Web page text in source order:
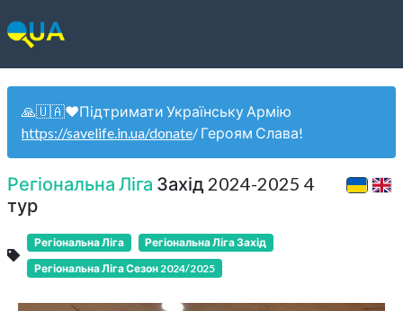
🙏🇺🇦❤️Підтримати Українську Армію
https://savelife.in.ua/donate/ Героям Слава!
Регіональна Ліга Захід 2024-2025 4
тур
Регіональна Ліга
Регіональна Ліга Захід
Регіональна Ліга Сезон 2024/2025